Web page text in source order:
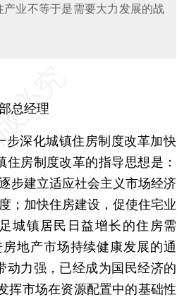
业不等于是需要大力发展的战
总经理
深化城镇住房制度改革加快
房制度改革的指导思想是：
步建立适应社会主义市场经济
；加快住房建设，促使住宅业
城镇居民日益增长的住房需
地产市场持续健康发展的通
动力强，已经成为国民经济的
挥市场在资源配置中的基础性